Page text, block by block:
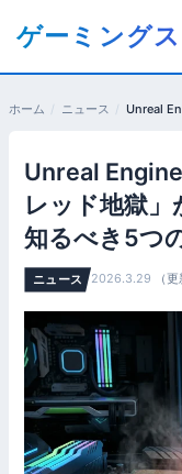
ツ
ゲーミング
ホーム ニュース
Unreal
レッド地獄
知るべき5つ
ニュース 2026.3.29 （